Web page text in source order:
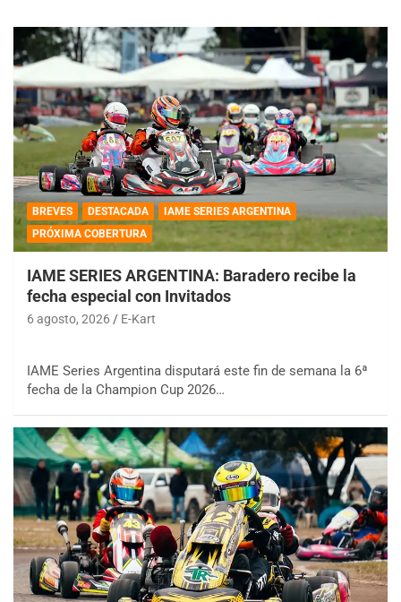
BREVES DESTACADA
IAME SERIES ARGENTINA
PRÓXIMA COBERTURA
IAME SERIES ARGENTINA: Baradero recibe la
fecha especial con Invitados
6 agosto, 2026 E-Kart
IAME Series Argentina disputará este fin de semana la 6ª
fecha de la Champion Cup 2026…